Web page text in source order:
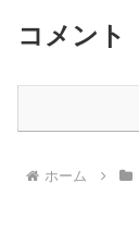
コメント
ホーム